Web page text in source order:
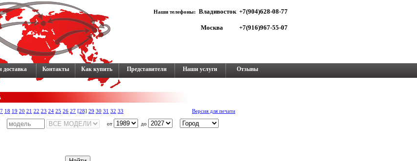
Наши телефоны: Владивосток +7(904)628-08-77
Москва +7(916)967-55-07
доставка Контакты Как купить Представители Наши услуги Отзывы
18 19 20 21 22 23 24 25 26 27 [28] 29 30 31 32 33 Версия для печати
от до